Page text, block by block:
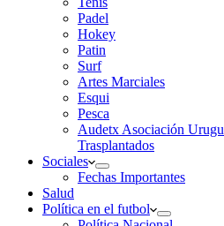
Padel
Hokey
Patin
Surf
Artes Marciales
Esqui
Pesca
Audetx Asociación
Trasplantados
Sociales
Fechas Importantes
Salud
Política en el futbol